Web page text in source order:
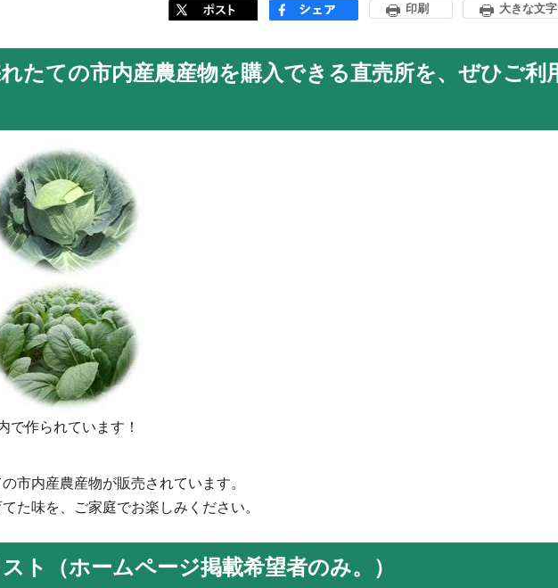
印刷 大きな文
たての市内産農産物を購入できる直売所を、ぜひご利
で作られています！
市内産農産物が販売されています。
た味を、ご家庭でお楽しみください。
ト（ホームページ掲載希望者のみ。）